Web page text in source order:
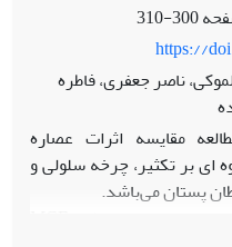
300-310
https://
ناصر جعفری، فاطره
مقایسه اثرات عصاره
ای بر تکثیر، چرخه سلولی و
پستان می‌باشد.